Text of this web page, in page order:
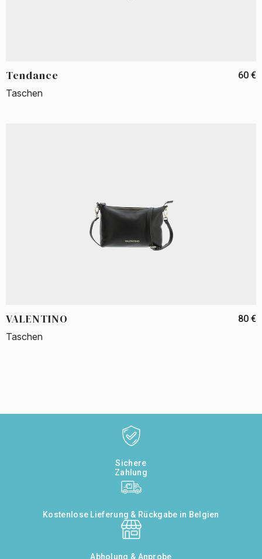
Tendance 60 €
Taschen
VALENTINO 80 €
Taschen
Sichere
Zahlung
Kostenlose Lieferung & Rückgabe in Belgien
Abholung & Anprobe